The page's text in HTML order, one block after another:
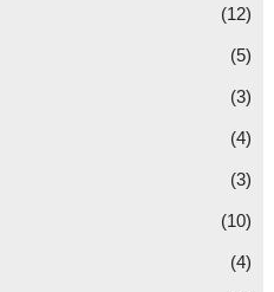
(12)
(5)
(3)
(4)
(3)
(10)
(4)